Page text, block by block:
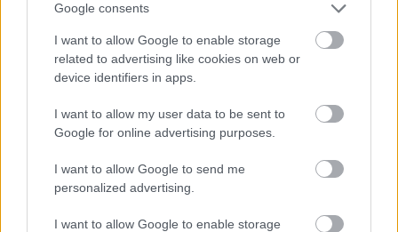
Google consents
I want to allow Google to enable storage
related to advertising like cookies on web or
device identifiers in apps.
I want to allow my user data to be sent to
Google for online advertising purposes.
I want to allow Google to send me
personalized advertising.
I want to allow Google to enable storage
Ha ezt érzed evés után, a szervezeted fontos dologra
próbál figyelmeztetni